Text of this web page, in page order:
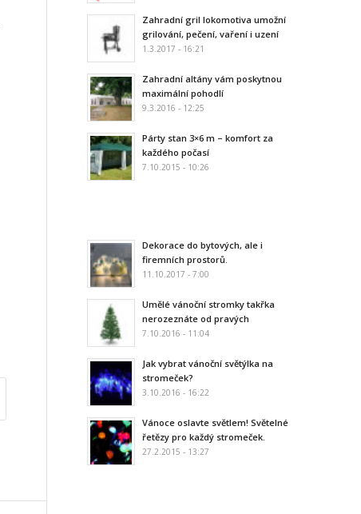
Zahradní gril lokomotiva umožní
grilování, pečení, vaření i uzení
1.3.2017 - 16:21
Zahradní altány vám poskytnou
maximální pohodlí
9.3.2016 - 12:25
Párty stan 3×6 m – komfort za
každého počasí
7.10.2015 - 10:26
Dekorace do bytových, ale i
firemních prostorů.
11.10.2017 - 7:00
Umělé vánoční stromky takřka
nerozeznáte od pravých
7.10.2016 - 11:04
Jak vybrat vánoční světýlka na
stromeček?
3.10.2016 - 16:22
Vánoce oslavte světlem! Světelné
řetězy pro každý stromeček.
27.2.2015 - 13:27